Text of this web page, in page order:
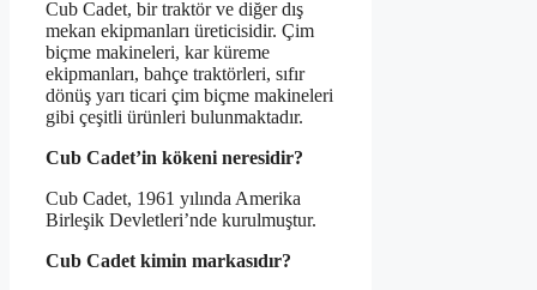
Cub Cadet, bir traktör ve diğer dış
mekan ekipmanları üreticisidir. Çim
biçme makineleri, kar küreme
ekipmanları, bahçe traktörleri, sıfır
dönüş yarı ticari çim biçme makineleri
gibi çeşitli ürünleri bulunmaktadır.
Cub Cadet’in kökeni neresidir?
Cub Cadet, 1961 yılında Amerika
Birleşik Devletleri’nde kurulmuştur.
Cub Cadet kimin markasıdır?